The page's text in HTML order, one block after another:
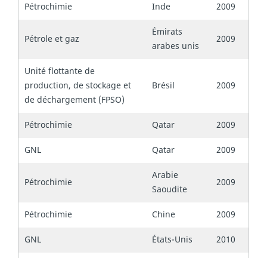
Pétrochimie
Inde 2009
Pétrole et gaz
Émirats
arabes unis
2009
Unité flottante de
production, de stockage et
de déchargement (FPSO)
Brésil 2009
Pétrochimie Qatar
2009
GNL
Qatar 2009
Pétrochimie
Arabie
Saoudite
2009
Pétrochimie Chine
2009
GNL
États-Unis 2010